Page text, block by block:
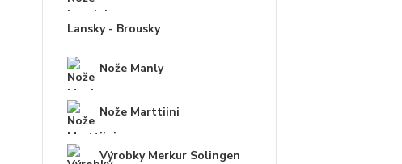
Lansky - Brousky
Nože Manly
Nože Marttiini
Výrobky Merkur Solingen